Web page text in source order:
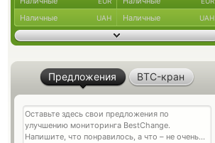
Наличные UAH Наличные UAH
Предложения BTC-кран